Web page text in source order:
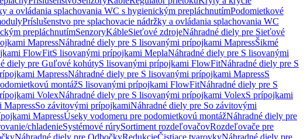
a ovládania splachovania WC s hygienickým prepláchnutímPodomietkové
Príslušenstvo pre splachovacie nádržky a ovládania splachovania WC
prepláchnutímSenzoryKábleSieťové zdrojeNáhradné diely pre Sieťové
MapressNáhradné diely pre S lisovanými prípojkami MapressŠikmé
FlowFitS lisovanými prípojkami MeplaNáhradné diely pre S lisovanými
diely pre Guľové kohútyS lisovanými prípojkami FlowFitNáhradné diely pre S
MapressNáhradné diely pre S lisovanými prípojkami MapressS
montážS lisovanými prípojkami FlowFitNáhradné diely pre S
VolexNáhradné diely pre S lisovanými prípojkami VolexS prípojkami
MapressSo závitovými prípojkamiNáhradné diely pre So závitovými
MapressÚseky vodomeru pre podomietkovú montážNáhradné diely pre
chladenieSystémové rúrySortiment rozdeľovačovRozdeľovače pre
Náhradné diely pre OdbočkyRedukcieČistiace tvarovkyNáhradné diely pre